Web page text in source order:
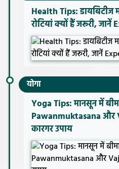
Health Tips: डायबिटीज
रोटियां क्यों हैं जरूरी,
योगा
Yoga Tips: मानसून में
Pawanmuktasana और
कारगर उपाय